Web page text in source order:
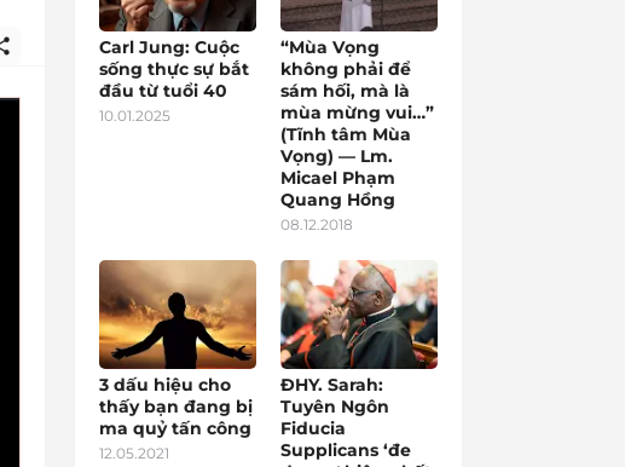
Carl Jung: Cuộc
sống thực sự bắt
đầu từ tuổi 40
10.01.2025
“Mùa Vọng
không phải để
sám hối, mà là
mùa mừng vui…”
(Tĩnh tâm Mùa
Vọng) — Lm.
Micael Phạm
Quang Hồng
08.12.2018
3 dấu hiệu cho
thấy bạn đang bị
ma quỷ tấn công
12.05.2021
ĐHY. Sarah:
Tuyên Ngôn
Fiducia
Supplicans ‘đe